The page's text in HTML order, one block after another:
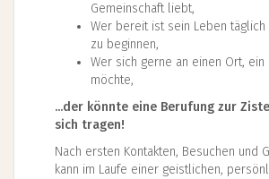
Gemeinschaft liebt,
Wer bereit ist sein Leben täglich
zu beginnen,
Wer sich gerne an einen Ort,
möchte,
...der könnte eine Berufung zur
sich tragen!
Nach ersten Kontakten, Besuchen und
kann im Laufe einer geistlichen,